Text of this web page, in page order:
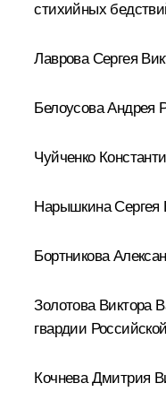
стихийных
ЛавроваСергея
БелоусоваАндрея
Чуйченко
НарышкинаСергея
Бортникова
ЗолотоваВиктора
гвардии
КочневаДмитрия